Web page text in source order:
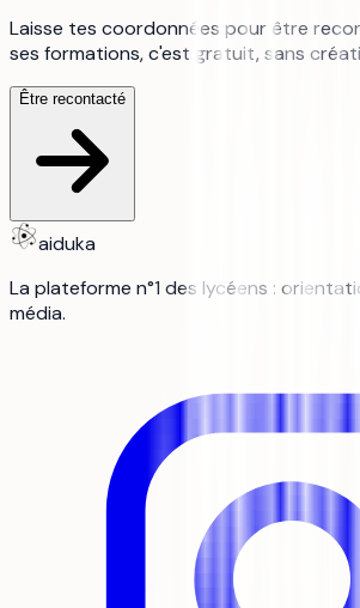
Laisse tes coordonnées pour être
ses formations, c'est gratuit, sans
Être recontacté
aiduka
La plateforme n°1 des lycéens :
média.